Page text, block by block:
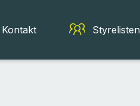
Kontakt Styrelisten